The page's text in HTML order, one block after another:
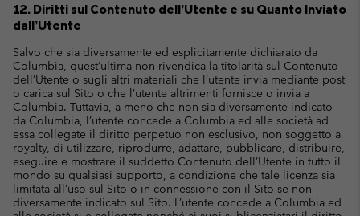
12. Diritti sul Contenuto dell’Utente e su Quanto Inviato
dall’Utente
Salvo che sia diversamente ed esplicitamente dichiarato da
Columbia, quest’ultima non rivendica la titolarità sul Contenuto
dell’Utente o sugli altri materiali che l’utente invia mediante post
o carica sul Sito o che l’utente altrimenti fornisce o invia a
Columbia. Tuttavia, a meno che non sia diversamente indicato
da Columbia, l’utente concede a Columbia ed alle società ad
essa collegate il diritto perpetuo non esclusivo, non soggetto a
royalty, di utilizzare, riprodurre, adattare, pubblicare, distribuire,
eseguire e mostrare il suddetto Contenuto dell’Utente in tutto il
mondo su qualsiasi supporto, a condizione che tale licenza sia
limitata all’uso sul Sito o in connessione con il Sito se non
diversamente indicato sul Sito. L’utente concede a Columbia ed